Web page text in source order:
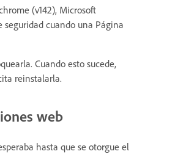
(v142), Microsoft
seguridad cuando una Página
Cuando esto sucede,
reinstalarla.
web
hasta que se otorgue el